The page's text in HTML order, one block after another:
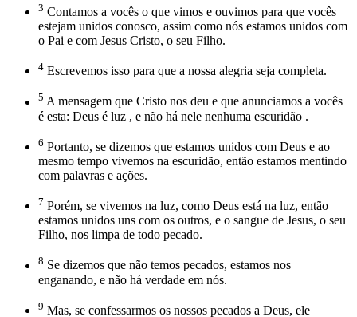
3 Contamos a vocês o que vimos e ouvimos para que vocês
estejam unidos conosco, assim como nós estamos unidos com
o Pai e com Jesus Cristo, o seu Filho.
4 Escrevemos isso para que a nossa alegria seja completa.
5 A mensagem que Cristo nos deu e que anunciamos a vocês
é esta: Deus é luz , e não há nele nenhuma escuridão .
6 Portanto, se dizemos que estamos unidos com Deus e ao
mesmo tempo vivemos na escuridão, então estamos mentindo
com palavras e ações.
7 Porém, se vivemos na luz, como Deus está na luz, então
estamos unidos uns com os outros, e o sangue de Jesus, o seu
Filho, nos limpa de todo pecado.
8 Se dizemos que não temos pecados, estamos nos
enganando, e não há verdade em nós.
9 Mas, se confessarmos os nossos pecados a Deus, ele